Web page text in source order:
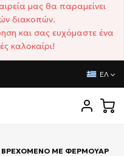
μας θα παραμείνει
διακοπών.
και σας ευχόμαστε ένα
καλοκαίρι!
ΕΛ
ΒΡΕΧΟΜΕΝΟ ΜΕ ΦΕΡΜΟΥΑΡ